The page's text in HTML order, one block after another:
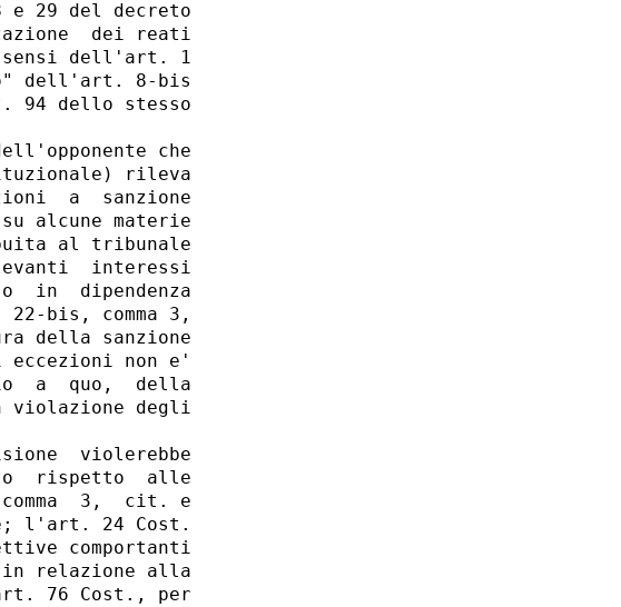
29 del decreto
dei reati
sensi dell'art. 1
dell'art. 8-bis
94 dello stesso
che
rileva
a  sanzione
alcune materie
al tribunale
interessi
in  dipendenza
bis, comma 3,
della sanzione
non e'
a  quo,  della
violazione degli
violerebbe
rispetto  alle
3,  cit. e
l'art. 24 Cost.
comportanti
relazione alla
76 Cost., per